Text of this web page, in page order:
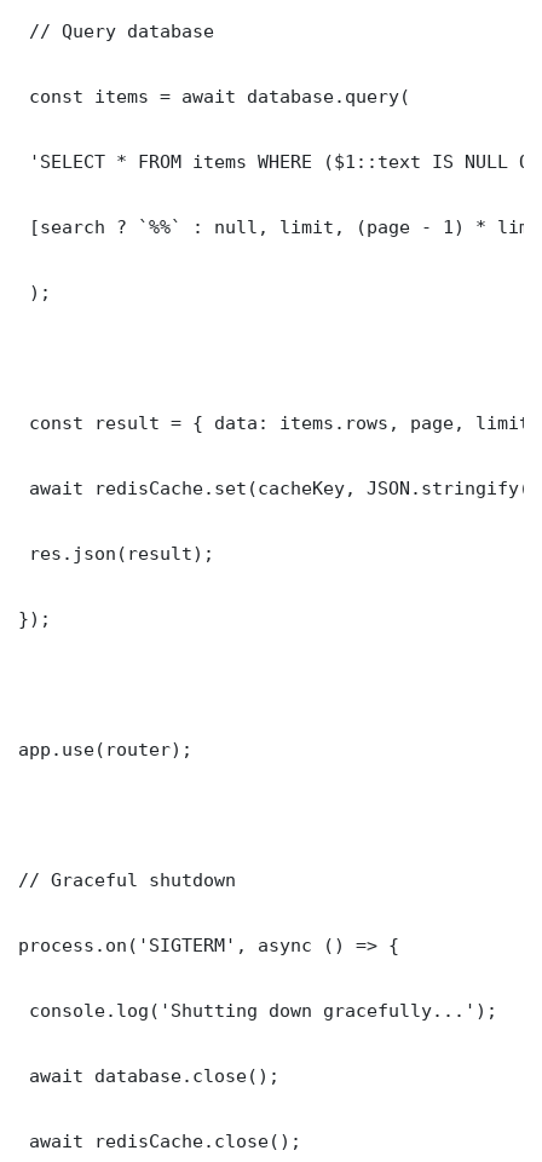
// Query database
const items = await database.query(
'SELECT * FROM items WHERE ($1::text IS NULL
[search ? `%%` : null, limit, (page - 1) *
);
const result = { data: items.rows, page,
await redisCache.set(cacheKey,
res.json(result);
});
app.use(router);
// Graceful shutdown
process.on('SIGTERM', async () => {
console.log('Shutting down gracefully...');
await database.close();
await redisCache.close();